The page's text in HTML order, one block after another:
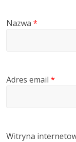
Nazwa*
Adres email*
Witryna